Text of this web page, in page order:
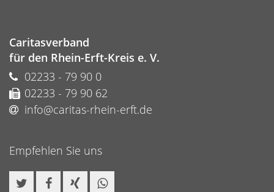
Caritasverband
für den Rhein-Erft-Kreis e. V.
02233 - 79 90 0
02233 - 79 90 62
info@caritas-rhein-erft.de
Empfehlen Sie uns